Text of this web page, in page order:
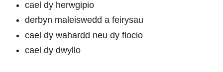
cael dy herwgipio
derbyn maleiswedd a feirysau
cael dy wahardd neu dy flocio
cael dy dwyllo